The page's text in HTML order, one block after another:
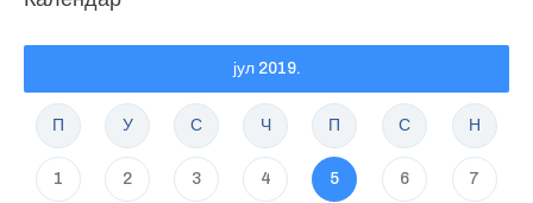
јул 2019.
П У С Ч П С Н
1 2 3 4 5 6 7